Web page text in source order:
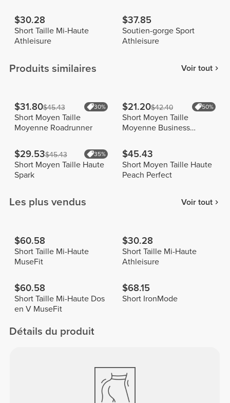
$30.28
Short Taille Mi-Haute
Athleisure
$37.85
Soutien-gorge Sport
Athleisure
Produits similaires Voir tout
$31.80$45.43 30%
Short Moyen Taille
Moyenne Roadrunner
$21.20$42.40 50%
Short Moyen Taille
Moyenne Business
$29.53$45.43 35%
Short Moyen Taille Haute
Spark
$45.43
Short Moyen Taille Haute
Peach Perfect
Les plus vendus Voir tout
$60.58
Short Taille Mi-Haute
MuseFit
$30.28
Short Taille Mi-Haute
Athleisure
$60.58
Short Taille Mi-Haute Dos
en V MuseFit
$68.15
Short IronMode
Détails du produit